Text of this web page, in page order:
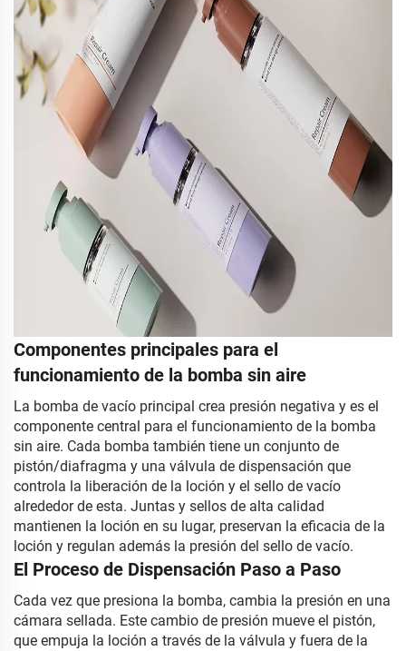
Componentes principales para el
funcionamiento de la bomba sin aire
La bomba de vacío principal crea presión negativa y es el
componente central para el funcionamiento de la bomba
sin aire. Cada bomba también tiene un conjunto de
pistón/diafragma y una válvula de dispensación que
controla la liberación de la loción y el sello de vacío
alrededor de esta. Juntas y sellos de alta calidad
mantienen la loción en su lugar, preservan la eficacia de la
loción y regulan además la presión del sello de vacío.
El Proceso de Dispensación Paso a Paso
Cada vez que presiona la bomba, cambia la presión en una
cámara sellada. Este cambio de presión mueve el pistón,
que empuja la loción a través de la válvula y fuera de la